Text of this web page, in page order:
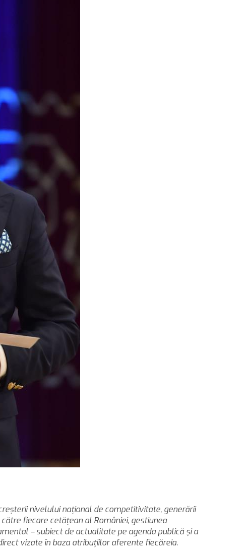
nivelului naţional de competitivitate, generării
fiecare cetăţean al României, gestiunea
– subiect de actualitate pe agenda publică şi a
vizate în baza atribuţiilor aferente fiecăreia.